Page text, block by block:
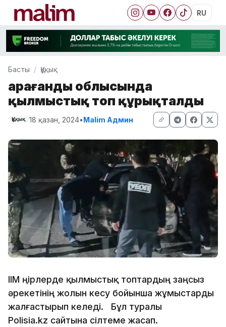
RU
Басты Құқық
Қарағанды ​​облысында
қылмыстық топ құрықталды
Құқық 18 қазан, 2024•Malim Админ
ІІМ өңірлерде қылмыстық топтардың заңсыз
әрекетінің жолын кесу бойынша жұмыстарды
жалғастырып келеді. Бұл туралы
Polisia.kz сайтына сілтеме жасап.